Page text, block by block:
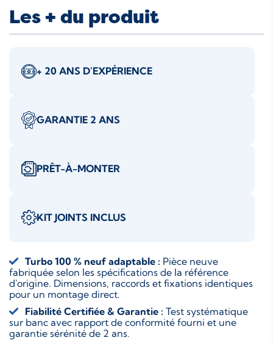
Les + du produit
+ 20 ANS D'EXPÉRIENCE
GARANTIE 2 ANS
PRÊT-À-MONTER
KIT JOINTS INCLUS
Turbo 100 % neuf adaptable : Pièce neuve
fabriquée selon les spécifications de la référence
d'origine. Dimensions, raccords et fixations identiques
pour un montage direct.
Fiabilité Certifiée & Garantie : Test systématique
sur banc avec rapport de conformité fourni et une
garantie sérénité de 2 ans.